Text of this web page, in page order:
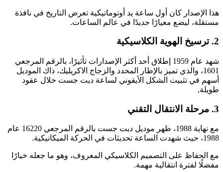
هذا الإصدار كان أول ساعة يد أوتوماتيكية تعرض التاريخ في نافذة
مستقلة، ليضع معيارًا جديدًا في عالم الساعات.
2. ترسيخ الهوية الكلاسيكية
شهد عام 1959 إطلاق أحد أكثر الإصدارات تأثيرًا، بالرقم المرجعي
1601، والذي تميز بالإطار المحدد والزجاج الاكريليك، ذاك الموديل
أسهم في تثبيت الشكل الأيقوني لساعة ديت جست خلال عقود
طويلة,
3. مرحلة الانتقال التقني
مع نهاية 1988، ظهر موديل ديت جست بالرقم المرجعي 16220 عام
1988، حيث شهدت الساعة تحديثات في الحركة الميكانيكية.
مع الحفاظ على التصميم الكلاسيكي المعروف، وهو ما جعله خيارًا
مفضلًا لفترة انتقالية مهمة.